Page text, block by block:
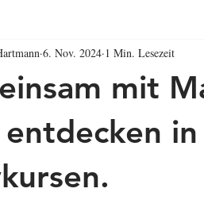
mit
6. Nov. 2024 1 Min. Lesezeit